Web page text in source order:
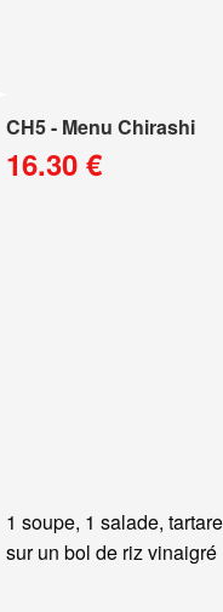
CH5 - Menu Chirashi
16.30 €
1 soupe, 1 salade,
sur un bol de riz vinaigré